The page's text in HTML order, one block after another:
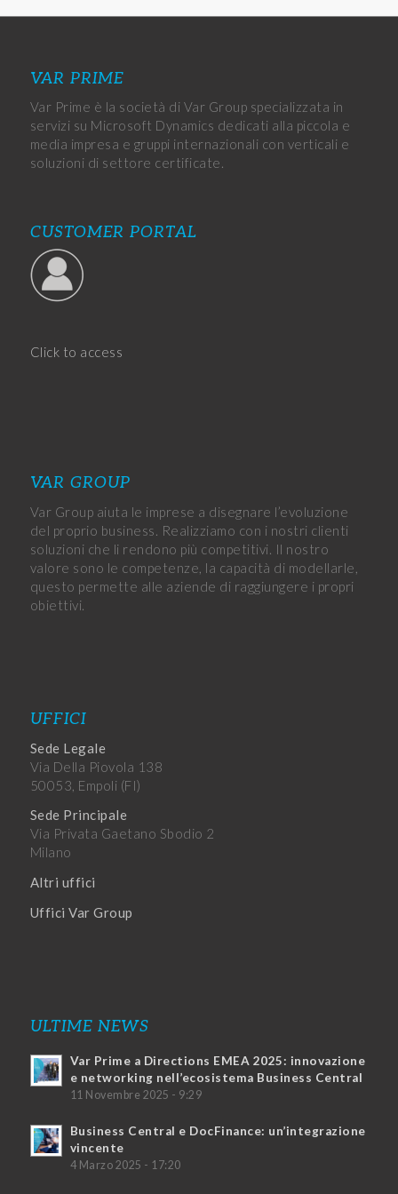
VAR PRIME
Var Prime è la società di Var Group specializzata in
servizi su Microsoft Dynamics dedicati alla piccola e
media impresa e gruppi internazionali con verticali e
soluzioni di settore certificate.
CUSTOMER PORTAL
Click to access
VAR GROUP
Var Group aiuta le imprese a disegnare l’evoluzione
del proprio business. Realizziamo con i nostri clienti
soluzioni che li rendono più competitivi. Il nostro
valore sono le competenze, la capacità di modellarle,
questo permette alle aziende di raggiungere i propri
obiettivi.
UFFICI
Sede Legale
Via Della Piovola 138
50053, Empoli (FI)
Sede Principale
Via Privata Gaetano Sbodio 2
Milano
Altri uffici
Uffici Var Group
ULTIME NEWS
Var Prime a Directions EMEA 2025: innovazione
e networking nell’ecosistema Business Central
11 Novembre 2025 - 9:29
Business Central e DocFinance: un’integrazione
vincente
4 Marzo 2025 - 17:20